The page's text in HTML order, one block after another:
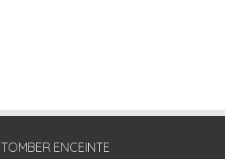
TOMBER ENCEINTE